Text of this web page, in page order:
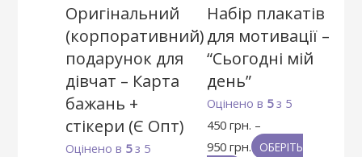
Оригінальний
(корпоративний)
подарунок для
дівчат – Карта
бажань +
стікери (Є Опт)
Оцінено в 5з 5
Набір плакатів
для мотивації –
“Сьогодні мій
день”
Оцінено в 5з 5
450 грн. –
950 грн.
ОБЕРІТЬ